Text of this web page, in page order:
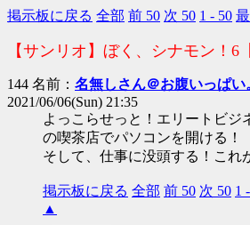
掲示板に戻る 全部 前 50 次 50 1 - 50
【サンリオ】ぼく、シナモン！6
144 名前： 名無しさん＠お腹いっぱい
2021/06/06(Sun) 21:35
よっこらせっと！エリートビジ
の喫茶店でパソコンを開ける！
そして、仕事に没頭する！これ
掲示板に戻る 全部 前 50 次 50 1
▲